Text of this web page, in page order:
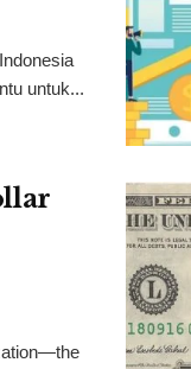
untuk...